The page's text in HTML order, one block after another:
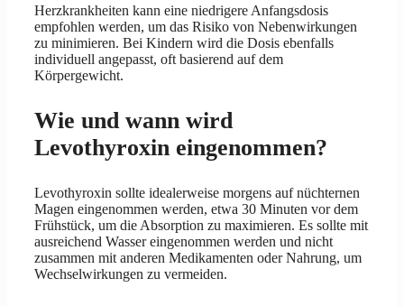
Herzkrankheiten kann eine niedrigere Anfangsdosis
empfohlen werden, um das Risiko von Nebenwirkungen
zu minimieren. Bei Kindern wird die Dosis ebenfalls
individuell angepasst, oft basierend auf dem
Körpergewicht.
Wie und wann wird
Levothyroxin eingenommen?
Levothyroxin sollte idealerweise morgens auf nüchternen
Magen eingenommen werden, etwa 30 Minuten vor dem
Frühstück, um die Absorption zu maximieren. Es sollte mit
ausreichend Wasser eingenommen werden und nicht
zusammen mit anderen Medikamenten oder Nahrung, um
Wechselwirkungen zu vermeiden.